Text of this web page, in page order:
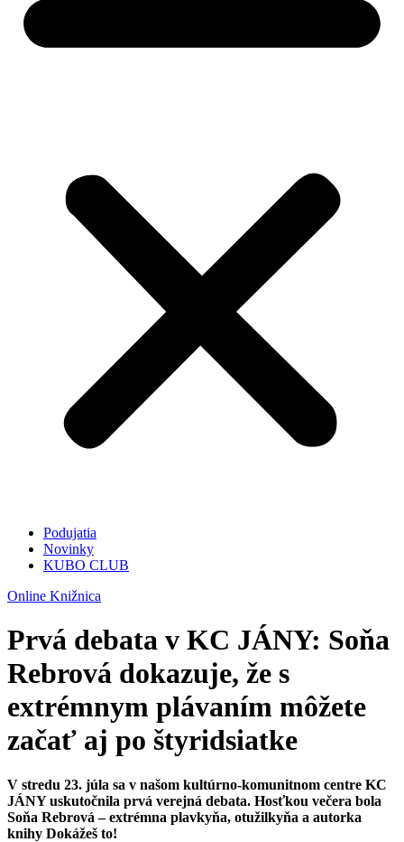
Podujatia
Novinky
KUBO CLUB
Online Knižnica
Prvá debata v KC JÁNY: Soňa
Rebrová dokazuje, že s
extrémnym plávaním môžete
začať aj po štyridsiatke
V stredu 23. júla sa v našom kultúrno-komunitnom centre KC
JÁNY uskutočnila prvá verejná debata. Hosťkou večera bola
Soňa Rebrová – extrémna plavkyňa, otužilkyňa a autorka
knihy Dokážeš to!